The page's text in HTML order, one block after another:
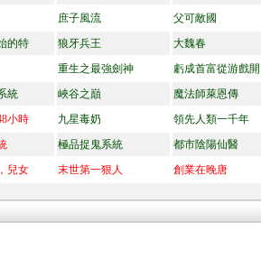
庶子風流 父可敵國
的特 狼牙兵王 大魏春
重生之最強劍神 虧成首富從游戲開
統 峽谷之巔 魔法師萊恩傳
小時 九星毒奶 領先人類一千年
極品捉鬼系統 都市陰陽仙醫
兒女 末世第一狠人 創業在晚唐